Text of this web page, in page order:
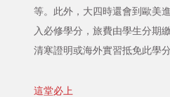
等。此外，大四時還會到歐美
入必修學分，旅費由學生分期
清寒證明或海外實習抵免此學分
這堂必上